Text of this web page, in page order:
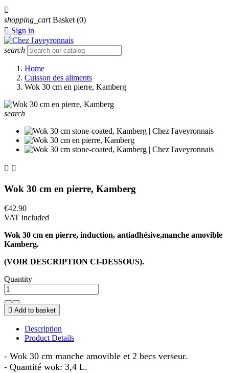

shopping_cart Basket (0)
 Sign in
search
Home
Cuisson des aliments
Wok 30 cm en pierre, Kamberg
search
 
Wok 30 cm en pierre, Kamberg
€42.90
VAT included
Wok 30 cm en pierre, induction, antiadhésive,manche amovible
Kamberg.
(VOIR DESCRIPTION CI-DESSOUS).
Quantity
 Add to basket
Description
Product Details
- Wok 30 cm manche amovible et 2 becs verseur.
- Quantité wok: 3,4 L.